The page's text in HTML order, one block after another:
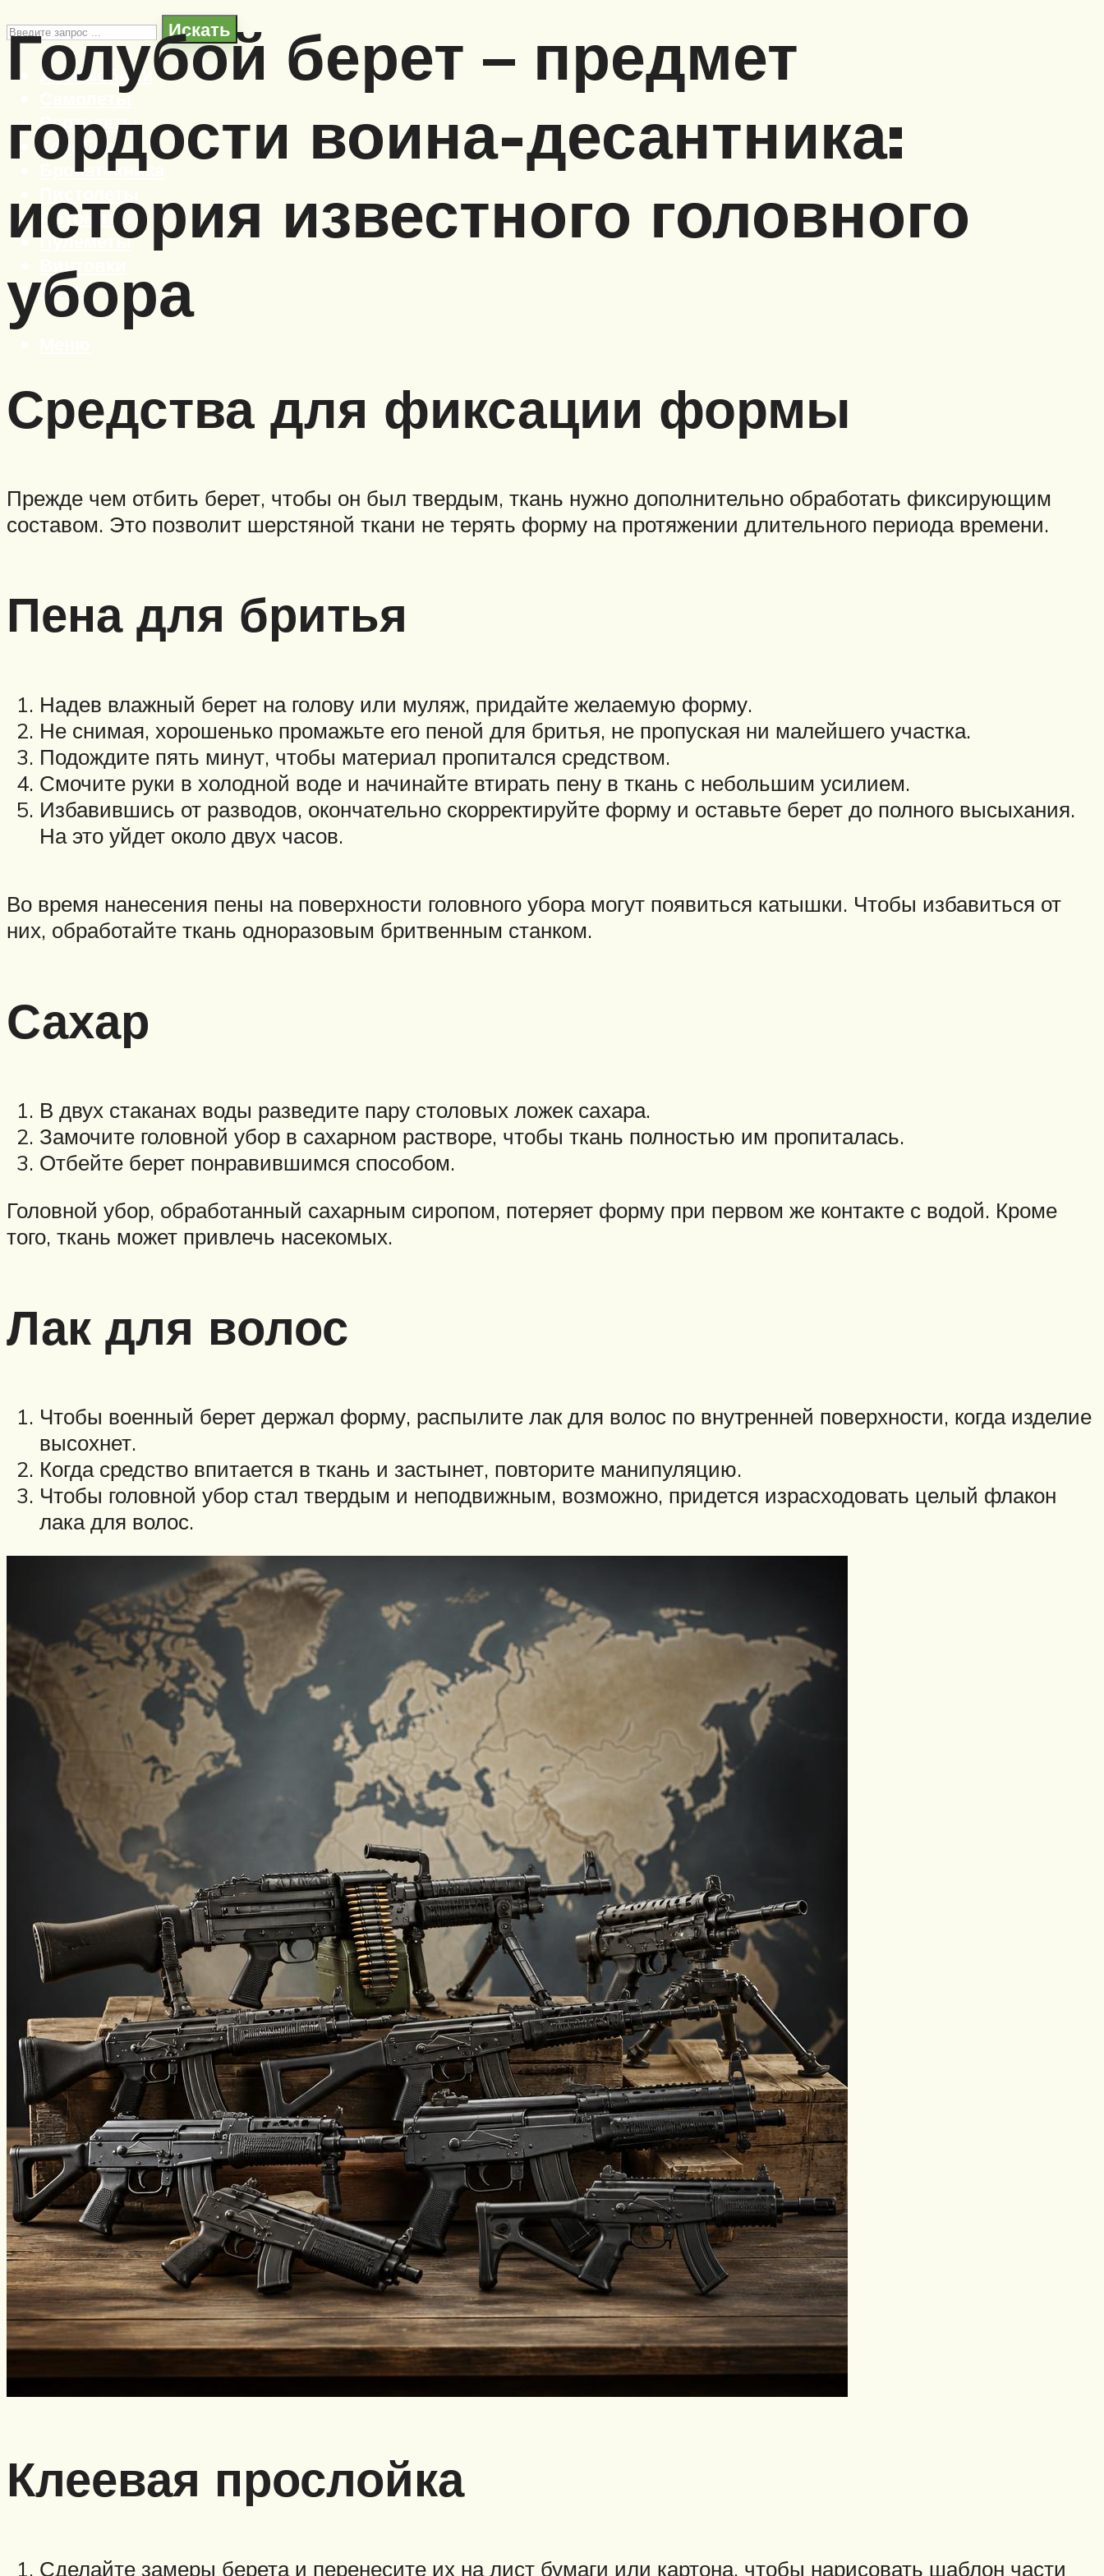
Искать
Автомобили
Самолеты
Вертолеты
Корабли
Бронетехника
Автоматы
Пулеметы
Винтовки
Ружья
Голубой берет – предмет
гордости воина-десантника:
история известного головного
убора
Средства для фиксации формы
Прежде чем отбить берет, чтобы он был твердым, ткань нужно дополнительно обработать фиксирующим
составом. Это позволит шерстяной ткани не терять форму на протяжении длительного периода времени.
Пена для бритья
Надев влажный берет на голову или муляж, придайте желаемую форму.
Не снимая, хорошенько промажьте его пеной для бритья, не пропуская ни малейшего участка.
Подождите пять минут, чтобы материал пропитался средством.
Смочите руки в холодной воде и начинайте втирать пену в ткань с небольшим усилием.
Избавившись от разводов, окончательно скорректируйте форму и оставьте берет до полного высыхания.
На это уйдет около двух часов.
Во время нанесения пены на поверхности головного убора могут появиться катышки. Чтобы избавиться от
них, обработайте ткань одноразовым бритвенным станком.
Сахар
В двух стаканах воды разведите пару столовых ложек сахара.
Замочите головной убор в сахарном растворе, чтобы ткань полностью им пропиталась.
Отбейте берет понравившимся способом.
Головной убор, обработанный сахарным сиропом, потеряет форму при первом же контакте с водой. Кроме
того, ткань может привлечь насекомых.
Лак для волос
Чтобы военный берет держал форму, распылите лак для волос по внутренней поверхности, когда изделие
высохнет.
Когда средство впитается в ткань и застынет, повторите манипуляцию.
Чтобы головной убор стал твердым и неподвижным, возможно, придется израсходовать целый флакон
лака для волос.
Клеевая прослойка
Сделайте замеры берета и перенесите их на лист бумаги или картона, чтобы нарисовать шаблон части